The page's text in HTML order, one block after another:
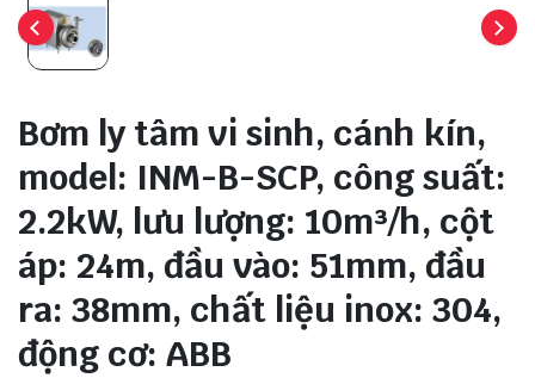
Bơm ly tâm vi sinh, cánh kín,
model: INM-B-SCP, công suất:
2.2kW, lưu lượng: 10m³/h, cột
áp: 24m, đầu vào: 51mm, đầu
ra: 38mm, chất liệu inox: 304,
động cơ: ABB